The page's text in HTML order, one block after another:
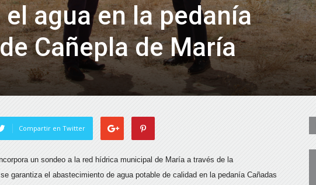
agua en la pedanía
Cañepla de María
Compartir en Twitter
un sondeo a la red hídrica municipal de María a través de la
garantiza el abastecimiento de agua potable de calidad en la pedanía Cañadas